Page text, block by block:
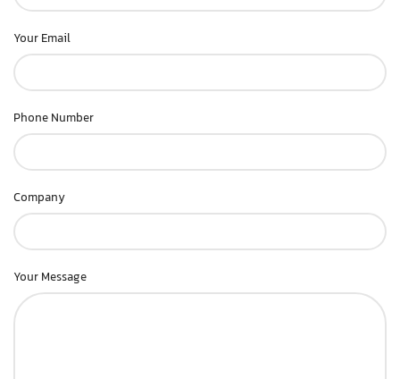
Your Email
Phone Number
Company
Your Message